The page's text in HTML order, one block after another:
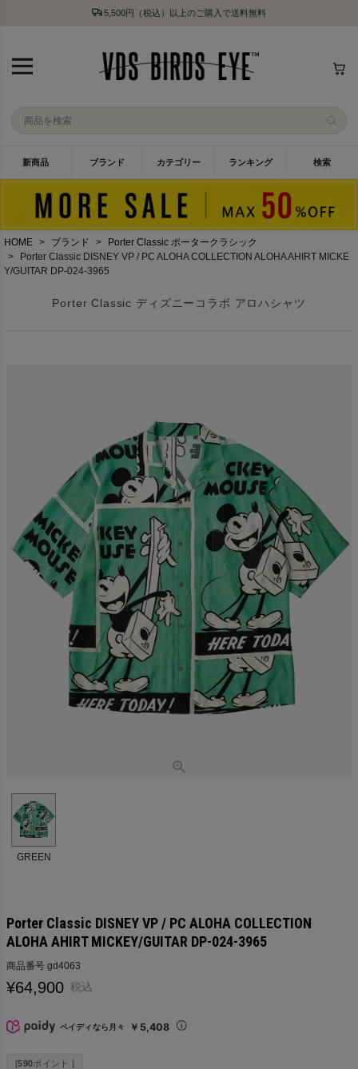
5,500円（税込）以上のご購入で送料無料
新商品 ブランド カテゴリー ランキング 検索
HOME ブランド
Porter Classic ポータークラシック
Porter Classic DISNEY VP / PC ALOHA COLLECTION ALOHA AHIRT MICKE
Y/GUITAR DP-024-3965
Porter Classic ディズニーコラボ アロハシャツ
GREEN
Porter Classic DISNEY VP / PC ALOHA COLLECTION
ALOHA AHIRT MICKEY/GUITAR DP-024-3965
商品番号 gd4063
¥64,900 税込
ペイディなら月々 ￥5,408
[590ポイント ]